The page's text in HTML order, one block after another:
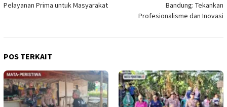
Pelayanan Prima untuk Masyarakat
Bandung: Tekankan
Profesionalisme dan Inovasi
POS TERKAIT